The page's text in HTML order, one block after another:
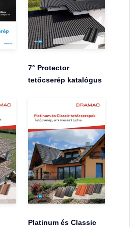
7° Protector
tetőcserép katalógus
Platinum és Classic